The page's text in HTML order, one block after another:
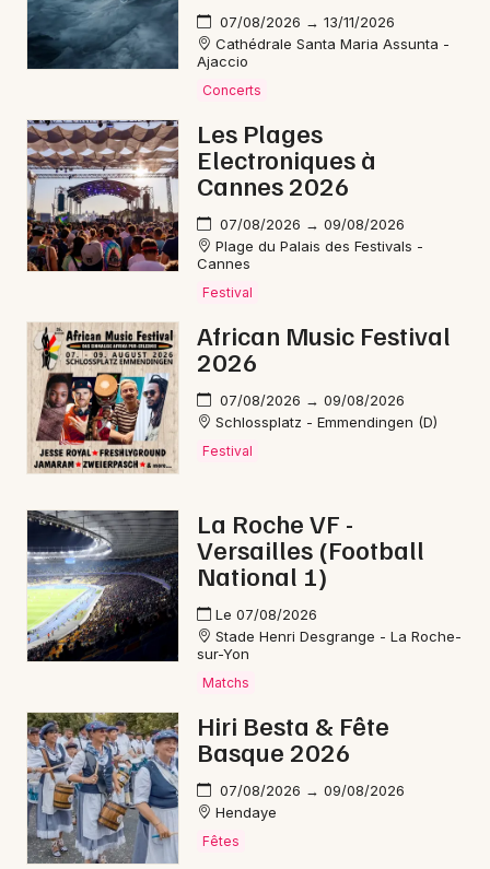
07/08/2026 → 13/11/2026
Cathédrale Santa Maria Assunta -
Ajaccio
Concerts
Les Plages
Electroniques à
Cannes 2026
07/08/2026 → 09/08/2026
Plage du Palais des Festivals -
Cannes
Festival
African Music Festival
2026
07/08/2026 → 09/08/2026
Schlossplatz - Emmendingen (D)
Festival
La Roche VF -
Versailles (Football
National 1)
Le 07/08/2026
Stade Henri Desgrange - La Roche-
sur-Yon
Matchs
Hiri Besta & Fête
Basque 2026
07/08/2026 → 09/08/2026
Hendaye
Fêtes